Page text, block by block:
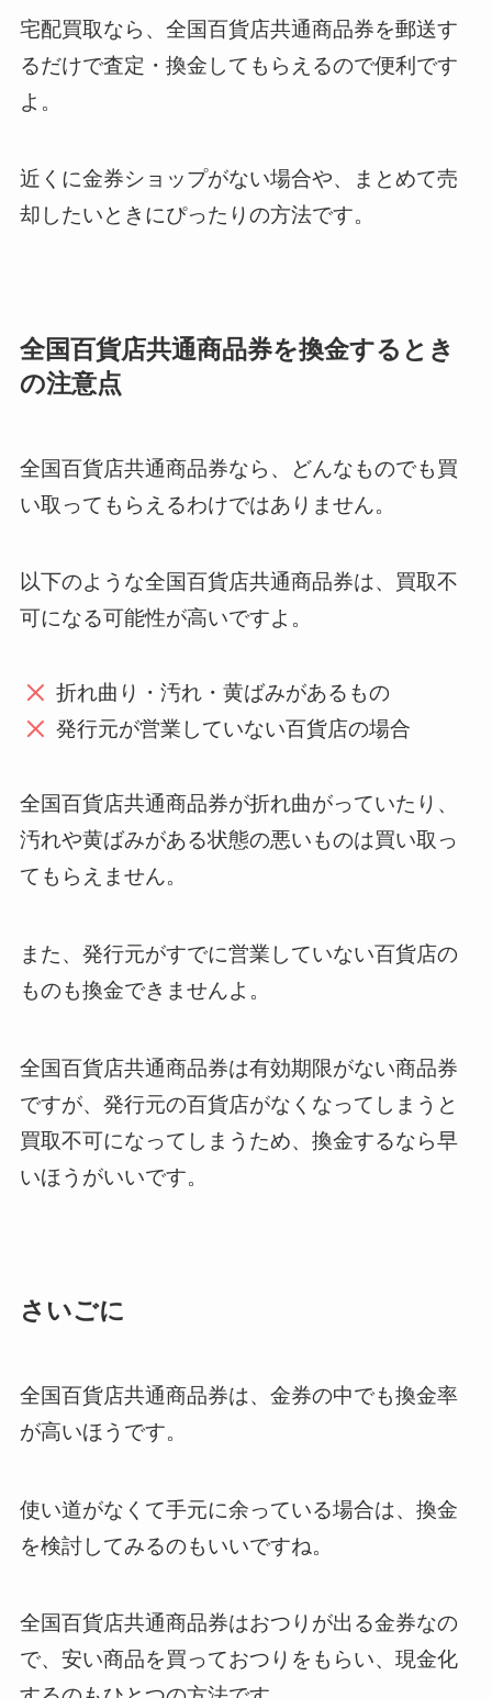
宅配買取なら、全国百貨店共通商品券を郵送す
るだけで査定・換金してもらえるので便利です
よ。
近くに金券ショップがない場合や、まとめて売
却したいときにぴったりの方法です。
全国百貨店共通商品券を換金するとき
の注意点
全国百貨店共通商品券なら、どんなものでも買
い取ってもらえるわけではありません。
以下のような全国百貨店共通商品券は、買取不
可になる可能性が高いですよ。
折れ曲り・汚れ・黄ばみがあるもの
発行元が営業していない百貨店の場合
全国百貨店共通商品券が折れ曲がっていたり、
汚れや黄ばみがある状態の悪いものは買い取っ
てもらえません。
また、発行元がすでに営業していない百貨店の
ものも換金できませんよ。
全国百貨店共通商品券は有効期限がない商品券
ですが、発行元の百貨店がなくなってしまうと
買取不可になってしまうため、換金するなら早
いほうがいいです。
さいごに
全国百貨店共通商品券は、金券の中でも換金率
が高いほうです。
使い道がなくて手元に余っている場合は、換金
を検討してみるのもいいですね。
全国百貨店共通商品券はおつりが出る金券なの
で、安い商品を買っておつりをもらい、現金化